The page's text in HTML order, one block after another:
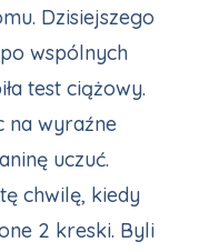
Dzisiejszego
wspólnych
test ciążowy.
na wyraźne
uczuć.
chwilę, kiedy
2 kreski. Byli